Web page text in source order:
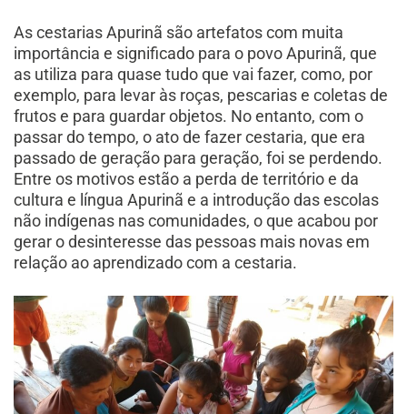
As cestarias Apurinã são artefatos com muita
importância e significado para o povo Apurinã, que
as utiliza para quase tudo que vai fazer, como, por
exemplo, para levar às roças, pescarias e coletas de
frutos e para guardar objetos. No entanto, com o
passar do tempo, o ato de fazer cestaria, que era
passado de geração para geração, foi se perdendo.
Entre os motivos estão a perda de território e da
cultura e língua Apurinã e a introdução das escolas
não indígenas nas comunidades, o que acabou por
gerar o desinteresse das pessoas mais novas em
relação ao aprendizado com a cestaria.